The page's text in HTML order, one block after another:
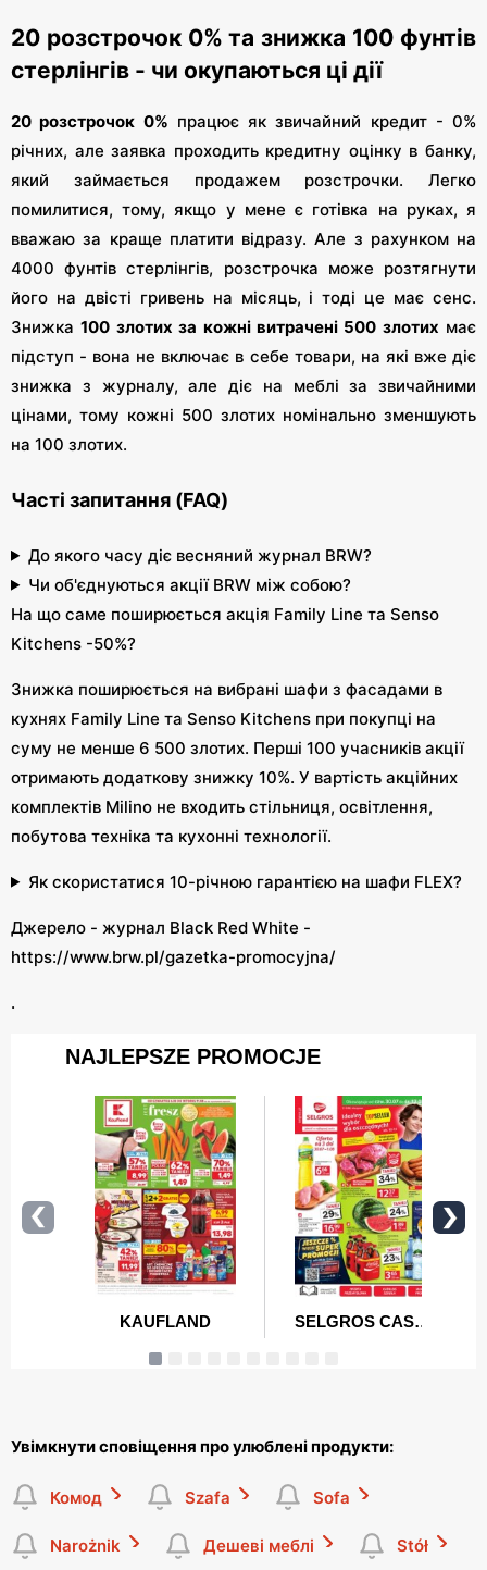
20 розстрочок 0% та знижка 100 фунтів
стерлінгів - чи окупаються ці дії
20 розстрочок 0% працює як звичайний кредит - 0%
річних, але заявка проходить кредитну оцінку в банку,
який займається продажем розстрочки. Легко
помилитися, тому, якщо у мене є готівка на руках, я
вважаю за краще платити відразу. Але з рахунком на
4000 фунтів стерлінгів, розстрочка може розтягнути
його на двісті гривень на місяць, і тоді це має сенс.
Знижка100 злотих за кожні витрачені 500 злотих має
підступ - вона не включає в себе товари, на які вже діє
знижка з журналу, але діє на меблі за звичайними
цінами, тому кожні 500 злотих номінально зменшують
на 100 злотих.
Часті запитання (FAQ)
До якого часу діє весняний журнал BRW?
Чи об'єднуються акції BRW між собою?
На що саме поширюється акція Family Line та Senso
Kitchens -50%?
Знижка поширюється на вибрані шафи з фасадами в
кухнях Family Line та Senso Kitchens при покупці на
суму не менше 6 500 злотих. Перші 100 учасників акції
отримають додаткову знижку 10%. У вартість акційних
комплектів Milino не входить стільниця, освітлення,
побутова техніка та кухонні технології.
Як скористатися 10-річною гарантією на шафи FLEX?
Джерело - журнал Black Red White -
https://www.brw.pl/gazetka-promocyjna/
.
Увімкнути сповіщення про улюблені продукти:
Комод Szafa Sofa
Narożnik Дешеві меблі Stół